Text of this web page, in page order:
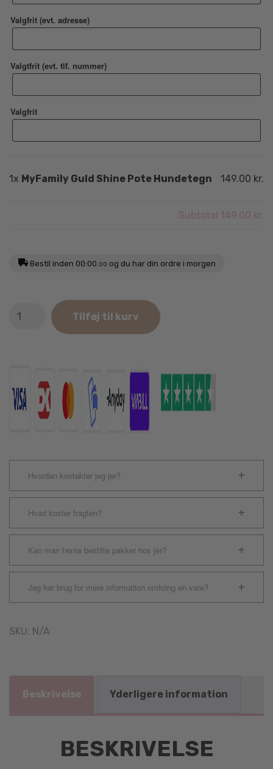
Valgfrit (evt. adresse)
Valgtfrit (evt. tlf. nummer)
Valgfrit
1x MyFamily Guld Shine Pote Hundetegn 149.00 kr.
Subtotal 149.00 kr.
Bestil inden 00:00.00 og du har din ordre i morgen
Guld
Tilføj til kurv
Hvordan kontakter jeg jer?
Hvad koster fragten?
Kan man hente bestilte pakker hos jer?
Jeg har brug for mere information omkring en vare?
SKU: N/A
Beskrivelse Yderligere information
BESKRIVELSE